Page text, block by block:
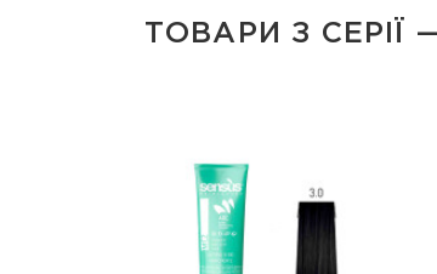
ТОВАРИ З СЕРІЇ —